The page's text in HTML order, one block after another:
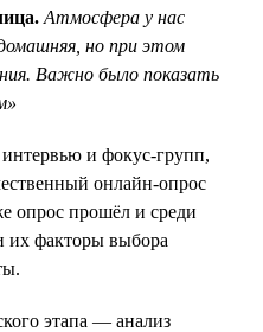
Атмосфера у нас
но при этом
Важно было показать
и фокус-групп,
онлайн-опрос
опрос прошёл и среди
их факторы выбора
этапа — анализ